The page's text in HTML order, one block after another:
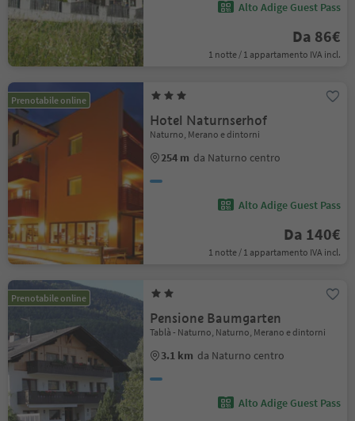
Alto Adige Guest Pass
Da 86€
1 notte / 1 appartamento IVA incl.
Prenotabile online
Hotel Naturnserhof
Naturno, Merano e dintorni
254 m da Naturno centro
Alto Adige Guest Pass
Da 140€
1 notte / 1 appartamento IVA incl.
Prenotabile online
Pensione Baumgarten
Tablà - Naturno, Naturno, Merano e dintorni
3.1 km da Naturno centro
Alto Adige Guest Pass